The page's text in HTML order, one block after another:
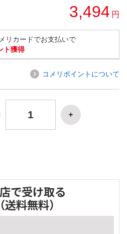
3,494 円
リカードでお支払いで
ト獲得
コメリポイントについて
で受け取る
（送料無料）